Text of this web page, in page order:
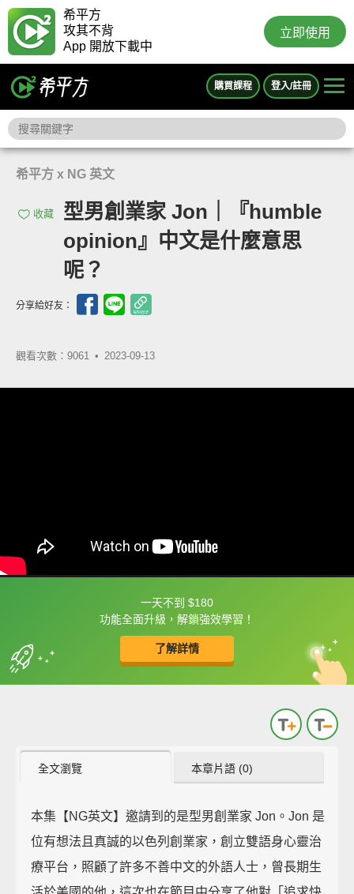
希平方
攻其不背
App 開放下載中
立即使用
購買課程 登入/註冊
希平方 x NG 英文
收藏
型男創業家 Jon｜『humble
opinion』中文是什麼意思
呢？
分享給好友：
觀看次數：9061 • 2023-09-13
一天不到 $180
功能全面升級，解鎖強效學習！
了解詳情
框選或點兩下字幕可以直接查字典喔！
全文瀏覽 本章片語 (0)
本集【NG英文】邀請到的是型男創業家 Jon。Jon 是
位有想法且真誠的以色列創業家，創立雙語身心靈治
療平台，照顧了許多不善中文的外語人士，曾長期生